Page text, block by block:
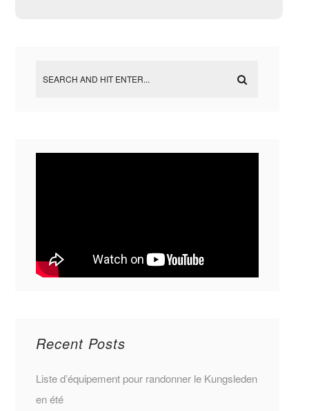
Recent Posts
Liste d’équipement pour randonner le Kungsleden
en été